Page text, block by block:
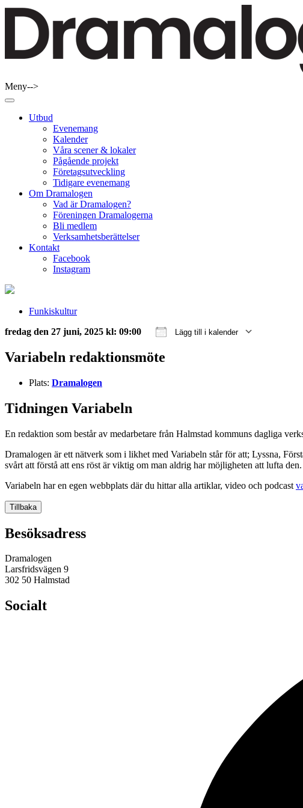
Skip
Meny-->
Utbud
Evenemang
Kalender
Våra scener & lokaler
Pågående projekt
Företagsutveckling
Tidigare evenemang
Om Dramalogen
Vad är Dramalogen?
Föreningen Dramalogerna
Bli medlem
Verksamhetsberättelser
Kontakt
Facebook
Instagram
Funkiskultur
fredag den 27 juni, 2025 kl: 09:00
Lägg till i kalender
Variabeln redaktionsmöte
Plats: Dramalogen
Tidningen Variabeln
En redaktion som består av medarbetare från Halmstad kommuns dagliga
Dramalogen är ett nätverk som i likhet med Variabeln står för att; Lyssna,
svårt att förstå att ens röst är viktig om man aldrig har möjligheten att lufta
Variabeln har en egen webbplats där du hittar alla artiklar, video och podcast
Tillbaka
Besöksadress
Dramalogen
Larsfridsvägen 9
302 50 Halmstad
Socialt